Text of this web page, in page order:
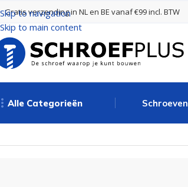
Skip to navigation
Skip to main content
Gratis verzending in NL en BE vanaf €99 incl. BTW
Alle Categorieën Schroeven